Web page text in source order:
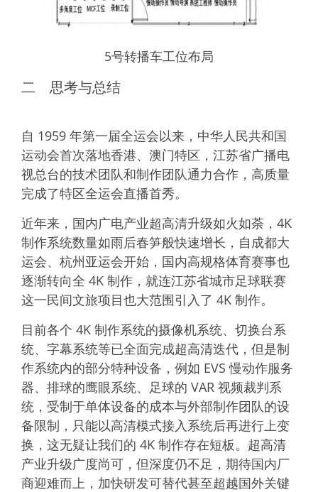
5号转播车工位布局
二 思考与总结
自 1959 年第一届全运会以来，中华人民共和国
运动会首次落地香港、澳门特区，江苏省广播电
视总台的技术团队和制作团队通力合作，高质量
完成了特区全运会直播首秀。
近年来，国内广电产业超高清升级如火如荼，4K
制作系统数量如雨后春笋般快速增长，自成都大
运会、杭州亚运会开始，国内高规格体育赛事也
逐渐转向全 4K 制作，就连江苏省城市足球联赛
这一民间文旅项目也大范围引入了 4K 制作。
目前各个 4K 制作系统的摄像机系统、切换台系
统、字幕系统等已全面完成超高清迭代，但是制
作系统内的部分特种设备，例如 EVS 慢动作服务
器、排球的鹰眼系统、足球的 VAR 视频裁判系
统，受制于单体设备的成本与外部制作团队的设
备限制，只能以高清模式接入系统后再进行上变
换，这无疑让我们的 4K 制作存在短板。超高清
产业升级广度尚可，但深度仍不足，期待国内厂
商迎难而上，加快研发可替代甚至超越国外关键